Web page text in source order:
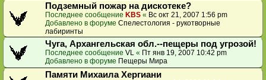
Подземный пожар на дискотеке?
Последнее сообщение KBS « Вс окт 21, 2007 1:56 pm
Добавлено в форуме Спелестология - рукотворные
лабиринты
Чуга, Архангельская обл.--пещеры под угрозой!
Последнее сообщение VL « Пт янв 19, 2007 10:42 pm
Добавлено в форуме Пещеры Мира
Памяти Михаила Хергиани